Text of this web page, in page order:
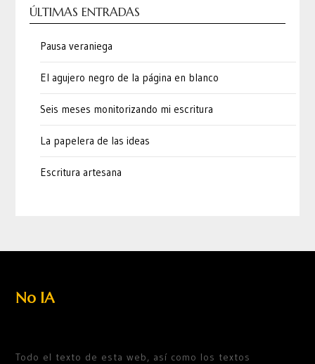
ÚLTIMAS ENTRADAS
Pausa veraniega
El agujero negro de la página en blanco
Seis meses monitorizando mi escritura
La papelera de las ideas
Escritura artesana
No IA
Todo el texto de esta web, así como los textos